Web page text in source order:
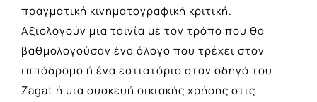
πραγματική κινηματογραφική κριτική.
Αξιολογούν μια ταινία με τον τρόπο που θα
βαθμολογούσαν ένα άλογο που τρέχει στον
ιππόδρομο ή ένα εστιατόριο στον οδηγό του
Zagat ή μια συσκευή οικιακής χρήσης στις